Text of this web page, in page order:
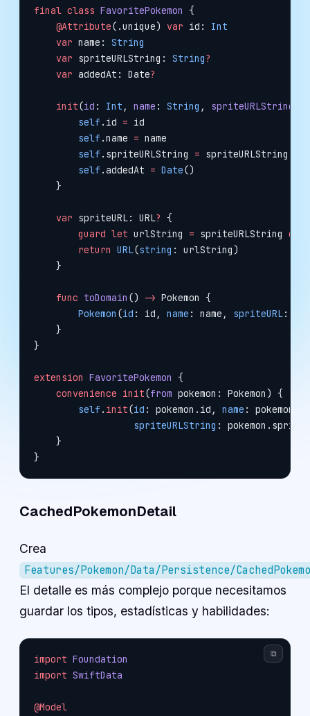
final class FavoritePokemon {
    @Attribute
(.unique) var id: Int
    var
name: String
    var
spriteURLString: String?
    var
addedAt: Date?
    init
(id : Int , name : String , spriteURLString
        self
.id = id
        self
.name = name
        self
.spriteURLString = spriteURLString
        self
.addedAt = Date()
    }
    var
spriteURL: URL? {
        guard
let urlString = spriteURLString else
        return
URL(string : urlString)
    }
    func
toDomain () -> Pokemon {
        Pokemon
(id : id, name : name, spriteURL:
    }
}
extension FavoritePokemon {
    convenience
init(from pokemon: Pokemon) {
        self
. init(id : pokemon.id, name :
                  spriteURLString
:
    }
}
CachedPokemonDetail
Crea
Features/Pokemon/Data/Persistence/
El detalle es más complejo porque necesitamos
guardar los tipos, estadísticas y habilidades:
import Foundation
import SwiftData
@Model
⧉